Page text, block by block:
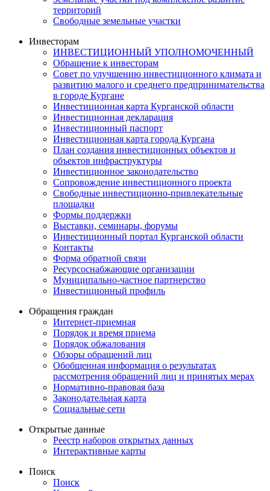
территорий
Свободные земельные участки
Инвесторам
ИНВЕСТИЦИОННЫЙ УПОЛНОМОЧЕННЫЙ
Обращение к инвесторам
Совет по улучшению инвестиционного климата и
развитию малого и среднего предпринимательства
в городе Кургане
Инвестиционная карта Курганской области
Инвестиционная декларация
Инвестиционный паспорт
Инвестиционная карта города Кургана
План создания инвестиционных объектов и
объектов инфраструктуры
Инвестиционное законодательство
Сопровождение инвестиционного проекта
Свободные инвестиционно-привлекательные
площадки
Формы поддержки
Выставки, семинары, форумы
Инвестиционный портал Курганской области
Контакты
Форма обратной связи
Ресурсоснабжающие организации
Муниципально-частное партнерство
Инвестиционный профиль
Обращения граждан
Интернет-приемная
Порядок и время приема
Порядок обжалования
Обзоры обращений лиц
Обобщенная информация о результатах
рассмотрения обращений лиц и принятых мерах
Нормативно-правовая база
Законодательная карта
Социальные сети
Открытые данные
Реестр наборов открытых данных
Интерактивные карты
Поиск
Поиск